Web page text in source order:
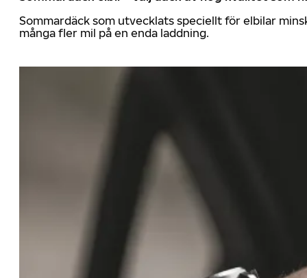
Sommardäck som utvecklats speciellt för elbilar
många fler mil på en enda laddning.